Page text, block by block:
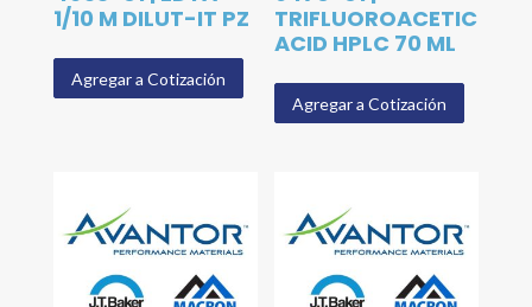
1/10 M DILUT-IT PZ
Agregar a Cotización
TRIFLUOROACETIC
ACID HPLC 70 ML
Agregar a Cotización